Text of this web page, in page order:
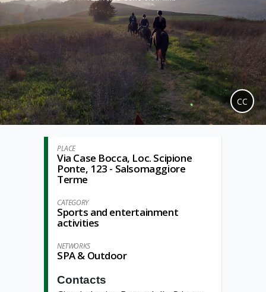
CC
PLACE
Via Case Bocca, Loc. Scipione
Ponte, 123 - Salsomaggiore
Terme
CATEGORY
Sports and entertainment
activities
NETWORKS
SPA & Outdoor
Contacts